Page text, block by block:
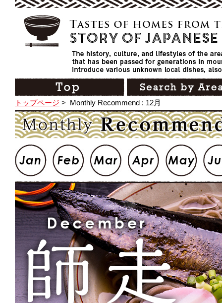
トップページ > Monthly Recommend : 12月